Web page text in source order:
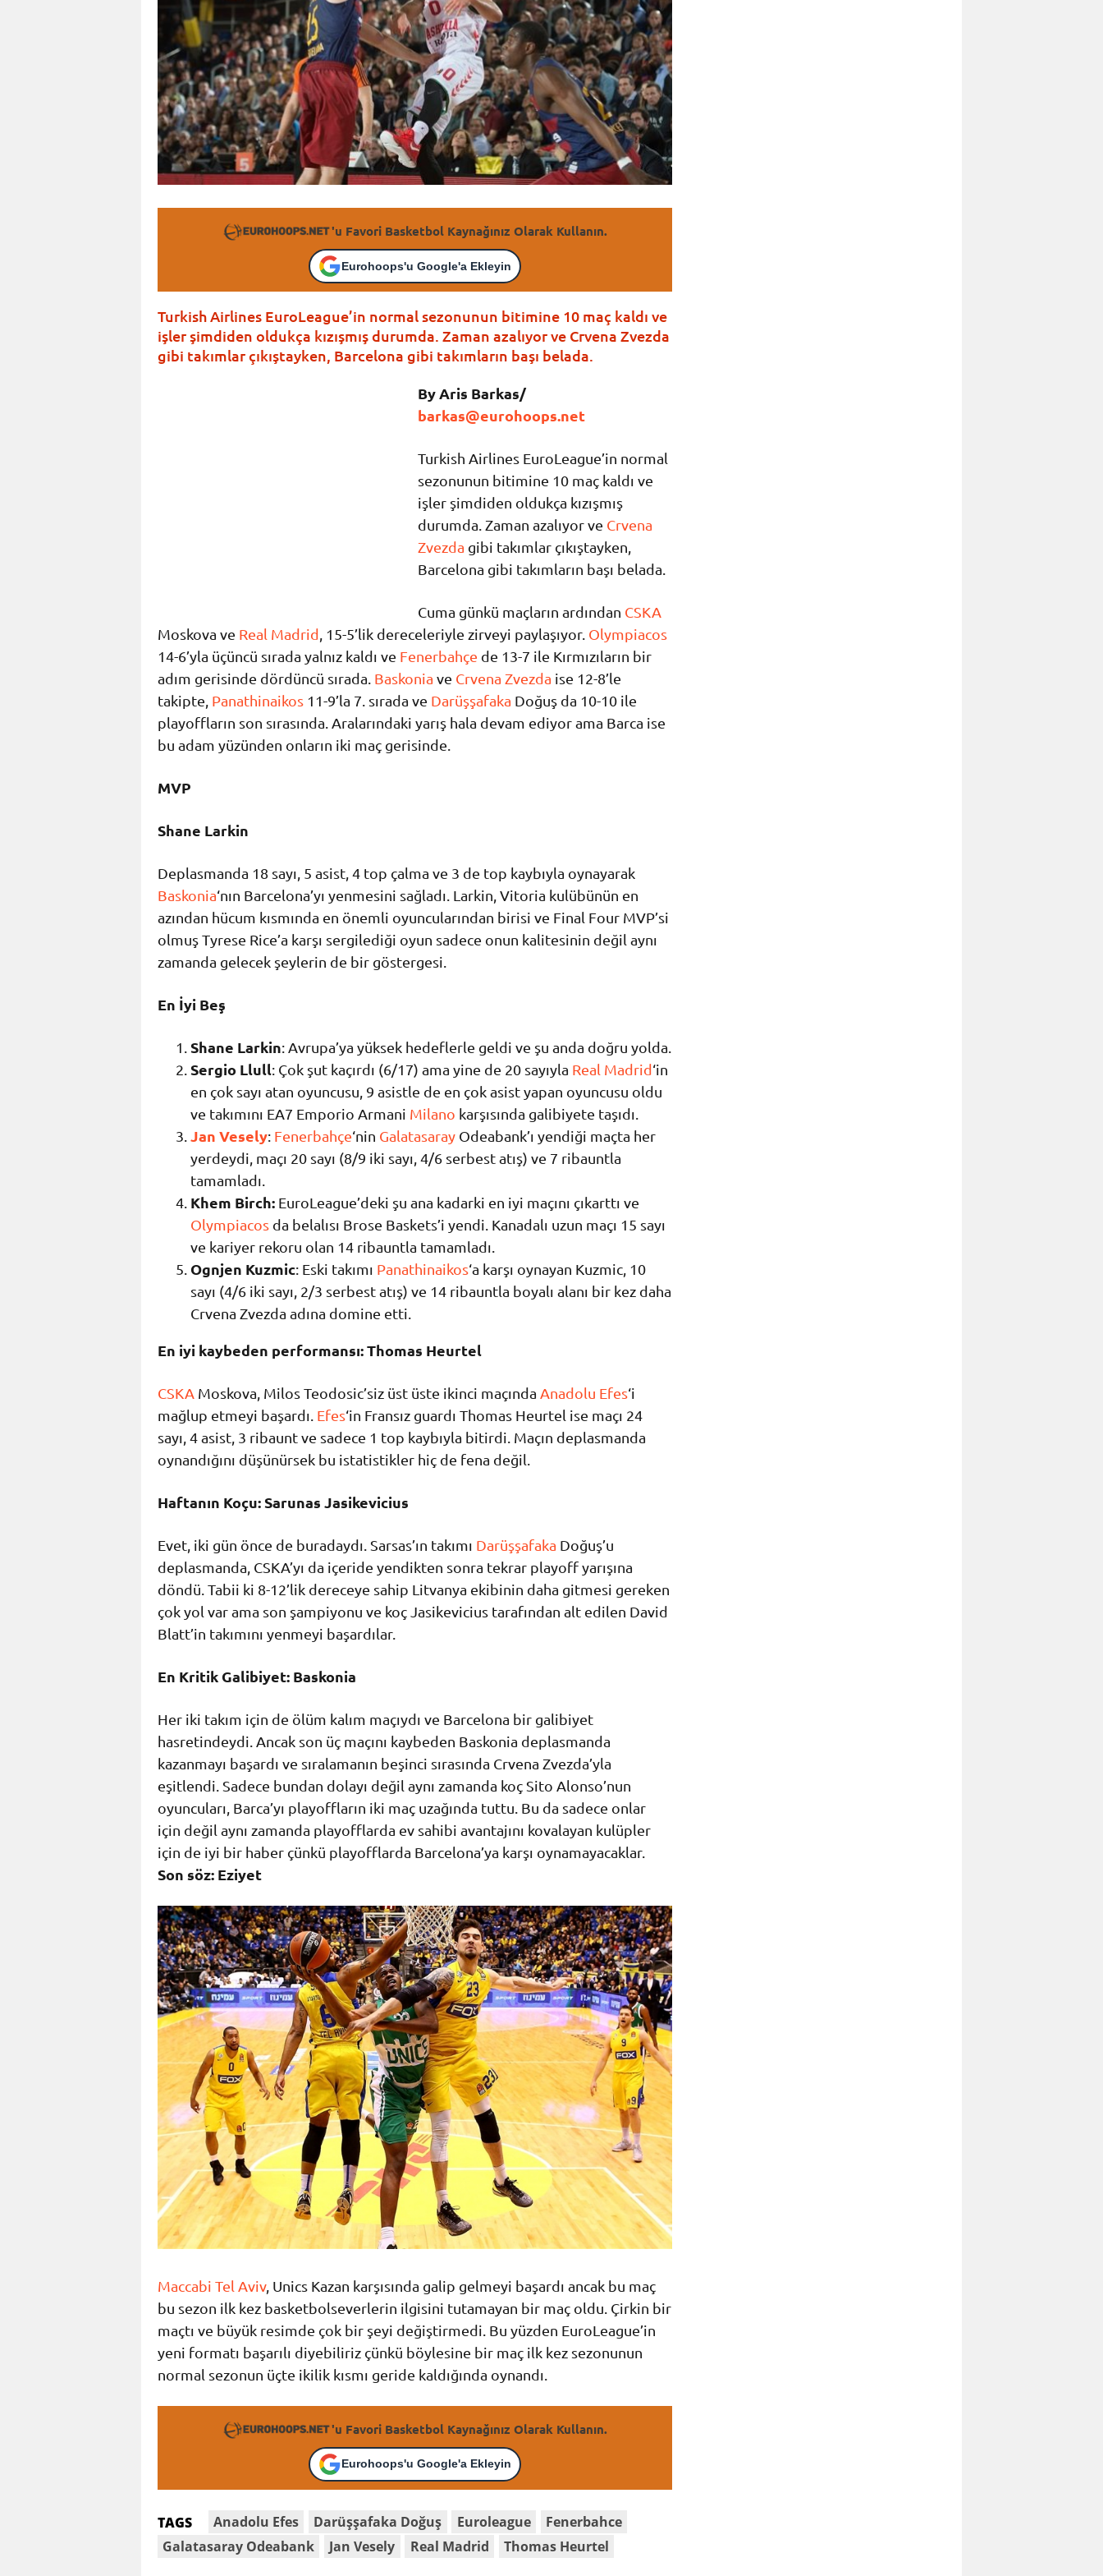
'u Favori Basketbol Kaynağınız Olarak Kullanın.
Eurohoops'u Google'a Ekleyin
Turkish Airlines EuroLeague’in normal sezonunun bitimine 10 maç kaldı ve
işler şimdiden oldukça kızışmış durumda. Zaman azalıyor ve Crvena Zvezda
gibi takımlar çıkıştayken, Barcelona gibi takımların başı belada.
By Aris Barkas/
barkas@eurohoops.net
Turkish Airlines EuroLeague’in normal
sezonunun bitimine 10 maç kaldı ve
işler şimdiden oldukça kızışmış
durumda. Zaman azalıyor ve Crvena
Zvezda gibi takımlar çıkıştayken,
Barcelona gibi takımların başı belada.
Cuma günkü maçların ardından CSKA
Moskova ve Real Madrid , 15-5’lik dereceleriyle zirveyi paylaşıyor. Olympiacos
14-6’yla üçüncü sırada yalnız kaldı ve Fenerbahçe de 13-7 ile Kırmızıların bir
adım gerisinde dördüncü sırada. Baskonia ve Crvena Zvezda ise 12-8’le
takipte, Panathinaikos 11-9’la 7. sırada ve Darüşşafaka Doğuş da 10-10 ile
playoffların son sırasında. Aralarındaki yarış hala devam ediyor ama Barca ise
bu adam yüzünden onların iki maç gerisinde.
MVP
Shane Larkin
Deplasmanda 18 sayı, 5 asist, 4 top çalma ve 3 de top kaybıyla oynayarak
Baskonia‘nın Barcelona’yı yenmesini sağladı. Larkin, Vitoria kulübünün en
azından hücum kısmında en önemli oyuncularından birisi ve Final Four MVP’si
olmuş Tyrese Rice’a karşı sergilediği oyun sadece onun kalitesinin değil aynı
zamanda gelecek şeylerin de bir göstergesi.
En İyi Beş
Shane Larkin: Avrupa’ya yüksek hedeflerle geldi ve şu anda doğru yolda.
Sergio Llull: Çok şut kaçırdı (6/17) ama yine de 20 sayıyla Real Madrid‘in
en çok sayı atan oyuncusu, 9 asistle de en çok asist yapan oyuncusu oldu
ve takımını EA7 Emporio Armani Milano karşısında galibiyete taşıdı.
Jan Vesely: Fenerbahçe‘nin Galatasaray Odeabank’ı yendiği maçta her
yerdeydi, maçı 20 sayı (8/9 iki sayı, 4/6 serbest atış) ve 7 ribauntla
tamamladı.
Khem Birch: EuroLeague’deki şu ana kadarki en iyi maçını çıkarttı ve
Olympiacos da belalısı Brose Baskets’i yendi. Kanadalı uzun maçı 15 sayı
ve kariyer rekoru olan 14 ribauntla tamamladı.
Ognjen Kuzmic: Eski takımı Panathinaikos‘a karşı oynayan Kuzmic, 10
sayı (4/6 iki sayı, 2/3 serbest atış) ve 14 ribauntla boyalı alanı bir kez daha
Crvena Zvezda adına domine etti.
En iyi kaybeden performansı: Thomas Heurtel
CSKA Moskova, Milos Teodosic’siz üst üste ikinci maçında Anadolu Efes‘i
mağlup etmeyi başardı. Efes‘in Fransız guardı Thomas Heurtel ise maçı 24
sayı, 4 asist, 3 ribaunt ve sadece 1 top kaybıyla bitirdi. Maçın deplasmanda
oynandığını düşünürsek bu istatistikler hiç de fena değil.
Haftanın Koçu: Sarunas Jasikevicius
Evet, iki gün önce de buradaydı. Sarsas’ın takımı Darüşşafaka Doğuş’u
deplasmanda, CSKA’yı da içeride yendikten sonra tekrar playoff yarışına
döndü. Tabii ki 8-12’lik dereceye sahip Litvanya ekibinin daha gitmesi gereken
çok yol var ama son şampiyonu ve koç Jasikevicius tarafından alt edilen David
Blatt’in takımını yenmeyi başardılar.
En Kritik Galibiyet: Baskonia
Her iki takım için de ölüm kalım maçıydı ve Barcelona bir galibiyet
hasretindeydi. Ancak son üç maçını kaybeden Baskonia deplasmanda
kazanmayı başardı ve sıralamanın beşinci sırasında Crvena Zvezda’yla
eşitlendi. Sadece bundan dolayı değil aynı zamanda koç Sito Alonso’nun
oyuncuları, Barca’yı playoffların iki maç uzağında tuttu. Bu da sadece onlar
için değil aynı zamanda playofflarda ev sahibi avantajını kovalayan kulüpler
için de iyi bir haber çünkü playofflarda Barcelona’ya karşı oynamayacaklar.
Son söz: Eziyet
Maccabi Tel Aviv, Unics Kazan karşısında galip gelmeyi başardı ancak bu maç
bu sezon ilk kez basketbolseverlerin ilgisini tutamayan bir maç oldu. Çirkin bir
maçtı ve büyük resimde çok bir şeyi değiştirmedi. Bu yüzden EuroLeague’in
yeni formatı başarılı diyebiliriz çünkü böylesine bir maç ilk kez sezonunun
normal sezonun üçte ikilik kısmı geride kaldığında oynandı.
'u Favori Basketbol Kaynağınız Olarak Kullanın.
Eurohoops'u Google'a Ekleyin
TAGS Anadolu Efes Darüşşafaka Doğuş Euroleague
Fenerbahce
Galatasaray Odeabank
Jan Vesely Real Madrid Thomas Heurtel